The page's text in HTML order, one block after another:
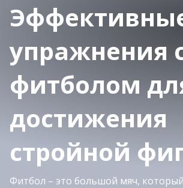
упражнения
фитболом
достижения
стройной
Фитбол – это большой мяч,